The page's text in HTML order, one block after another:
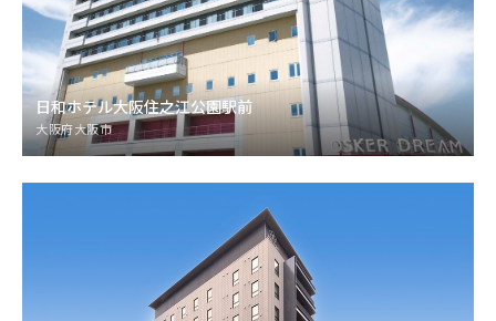
日和ホテル大阪住之江公園駅前
大阪府大阪市